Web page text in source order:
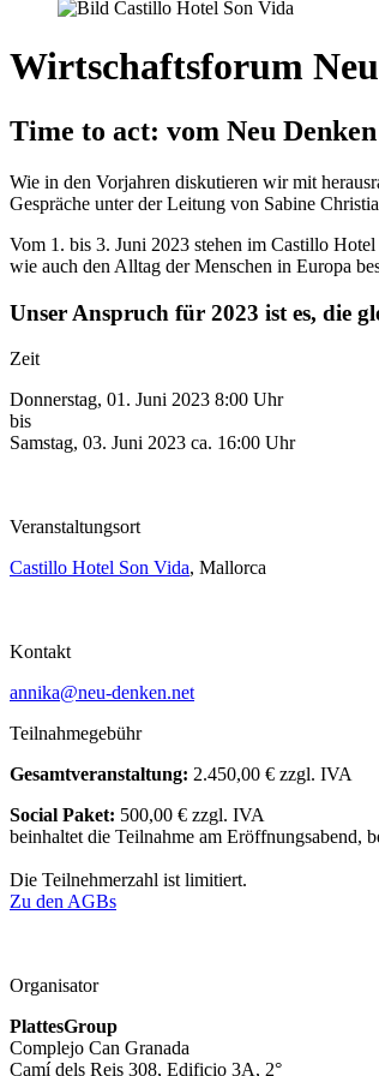
Wirtschaftsforum
Time to act: vom Neu
Wie in den Vorjahren diskutieren wir mit
Gespräche unter der Leitung von Sabine
Vom 1. bis 3. Juni 2023 stehen im Castillo
wie auch den Alltag der Menschen in Europa
Unser Anspruch für 2023 ist es, die
Zeit
Donnerstag, 01. Juni 2023 8:00 Uhr
bis
Samstag, 03. Juni 2023 ca. 16:00 Uhr
Veranstaltungsort
Castillo Hotel Son Vida, Mallorca
Kontakt
annika@neu-denken.net
Teilnahmegebühr
Gesamtveranstaltung: 2.450,00 € zzgl. IVA
Social Paket: 500,00 € zzgl. IVA
beinhaltet die Teilnahme am Eröffnungsabend,
Die Teilnehmerzahl ist limitiert.
Zu den AGBs
Organisator
PlattesGroup
Complejo Can Granada
Camí dels Reis 308, Edificio 3A, 2°